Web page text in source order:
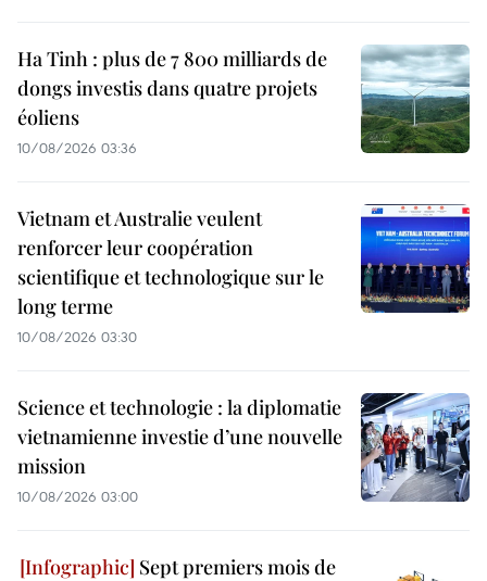
Ha Tinh : plus de 7 800 milliards de
dongs investis dans quatre projets
éoliens
10/08/2026 03:36
Vietnam et Australie veulent
renforcer leur coopération
scientifique et technologique sur le
long terme
10/08/2026 03:30
Science et technologie : la diplomatie
vietnamienne investie d’une nouvelle
mission
10/08/2026 03:00
Sept premiers mois de